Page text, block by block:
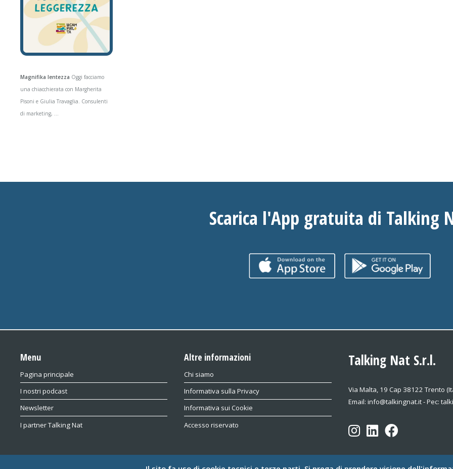
Magnifika lentezza Oggi facciamo
una chiacchierata con Margherita
Pisoni e Giulia Travaglia. Consulenti
di marketing, ...
Scarica l'App gratuita di Talking
Menu
Pagina principale
I nostri podcast
Newsletter
I partner Talking Nat
Altre informazioni
Chi siamo
Informativa sulla Privacy
Informativa sui Cookie
Accesso riservato
Talking Nat S.r.l.
Via Malta, 19 Cap 38122 Trento
Email: info@talkingnat.it - Pec: